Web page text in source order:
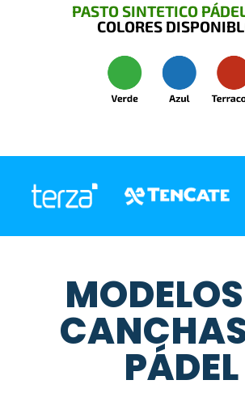
PASTO SINTETICO
COLORES
PÁDEL